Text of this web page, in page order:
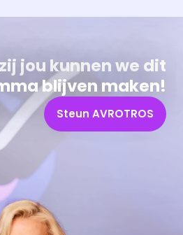
jou kunnen we dit
blijven maken!
Steun AVROTROS